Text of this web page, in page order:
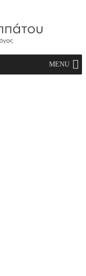
MENU